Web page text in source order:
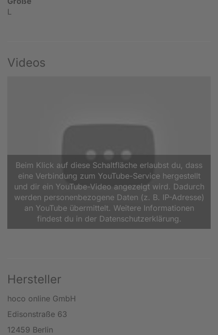
L
Videos
Beim Klick auf diese Schaltfläche erlaubst du, dass
eine Verbindung zum YouTube-Service hergestellt
und dir ein YouTube-Video angezeigt wird. Dadurch
werden personenbezogene Daten (z. B. IP-Adresse)
an YouTube übermittelt. Weitere Informationen
findest du in der Datenschutzerklärung.
Hersteller
hoco online GmbH
Edisonstraße 63
12459 Berlin